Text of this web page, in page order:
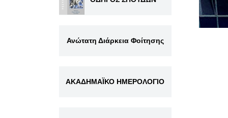
Ανώτατη Διάρκεια Φοίτησης
ΑΚΑΔΗΜΑΪΚΟ ΗΜΕΡΟΛΟΓΙΟ